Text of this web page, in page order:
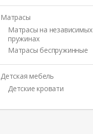
Матрасы
Матрасы на независимых
пружинах
Матрасы беспружинные
Детская мебель
Детские кровати